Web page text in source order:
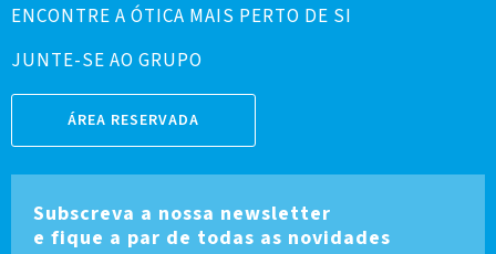
ENCONTRE A ÓTICA MAIS PERTO DE SI
JUNTE-SE AO GRUPO
ÁREA RESERVADA
Subscreva a nossa newsletter
e fique a par de todas as novidades